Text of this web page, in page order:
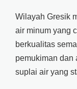
Wilayah Gresik
air minum yang
berkualitas
pemukiman dan
suplai air yang